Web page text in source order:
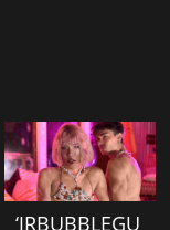
‘JRBUBBLEGU